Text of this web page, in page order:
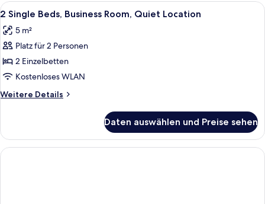
Doppelbett
Alle
Fotos
für
2
Single
Beds,
Business
Room,
Location
anzeigen
Allergikerbettwaren, Schreibtisch,
7
2 Single Beds, Business Room, Quiet Location
5 m²
Platz für 2 Personen
2 Einzelbetten
Kostenloses WLAN
Weitere Details
Weitere
Single
Beds,
Business
Daten auswählen und Preise sehen